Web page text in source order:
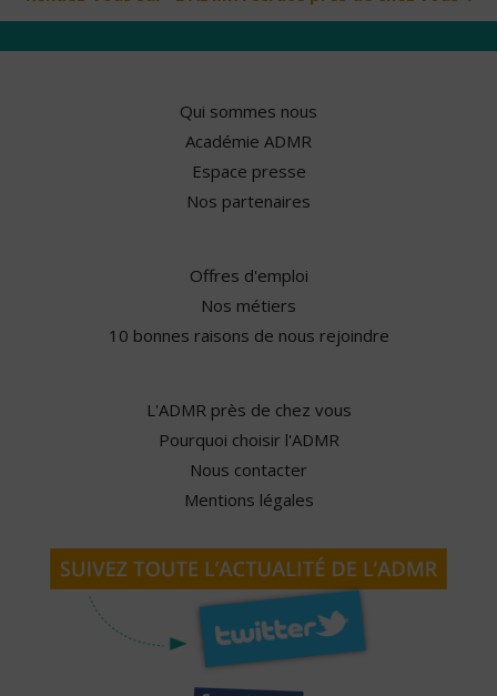
Qui sommes nous
Académie ADMR
Espace presse
Nos partenaires
Offres d'emploi
Nos métiers
10 bonnes raisons de nous rejoindre
L'ADMR près de chez vous
Pourquoi choisir l'ADMR
Nous contacter
Mentions légales